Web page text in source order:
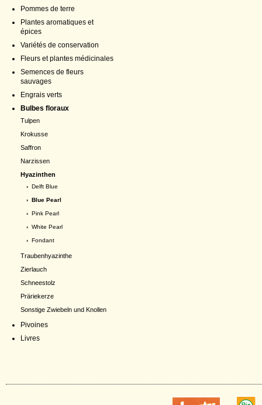
Pommes de terre
Plantes aromatiques et
épices
Variétés de conservation
Fleurs et plantes médicinales
Semences de fleurs
sauvages
Engrais verts
Bulbes floraux
Tulpen
Krokusse
Saffron
Narzissen
Hyazinthen
› Delft Blue
› Blue Pearl
› Pink Pearl
› White Pearl
› Fondant
Traubenhyazinthe
Zierlauch
Schneestolz
Präriekerze
Sonstige Zwiebeln und Knollen
Pivoines
Livres